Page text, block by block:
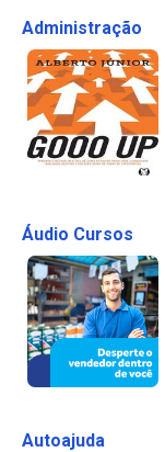
Administração
Áudio Cursos
Autoajuda